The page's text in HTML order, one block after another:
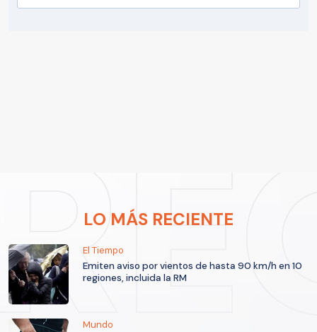
LO MÁS RECIENTE
El Tiempo
Emiten aviso por vientos de hasta 90 km/h en 10
regiones, incluida la RM
Mundo